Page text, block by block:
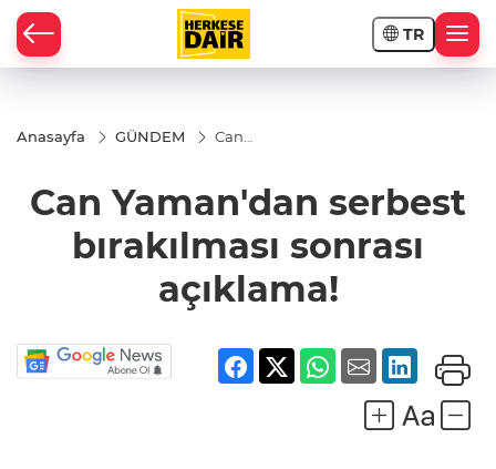
TR
Anasayfa GÜNDEM
Can
bırakılması
sonrası
Can Yaman'dan serbest
bırakılması sonrası
açıklama!